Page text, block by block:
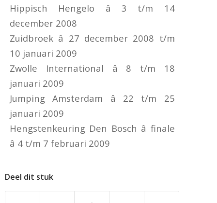
Hippisch Hengelo â 3 t/m 14
december 2008
Zuidbroek â 27 december 2008 t/m
10 januari 2009
Zwolle International â 8 t/m 18
januari 2009
Jumping Amsterdam â 22 t/m 25
januari 2009
Hengstenkeuring Den Bosch â finale
â 4 t/m 7 februari 2009
Deel dit stuk